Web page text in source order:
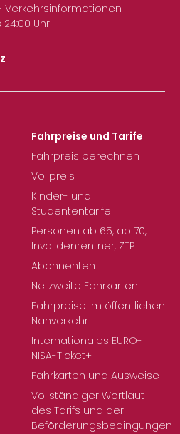
Verkehrsinformationen
Uhr
Fahrpreise und Tarife
Fahrpreis berechnen
Vollpreis
Kinder- und
Studententarife
Personen ab 65, ab 70,
Invalidenrentner, ZTP
Abonnenten
Netzweite Fahrkarten
Fahrpreise im öffentlichen
Nahverkehr
Internationales EURO-
NISA-Ticket+
Fahrkarten und Ausweise
Vollständiger Wortlaut
des Tarifs und der
Beförderungsbedingungen